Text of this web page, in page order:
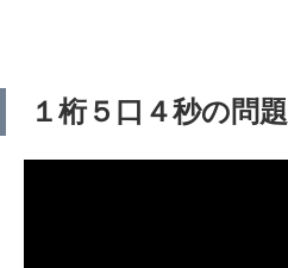
１桁５口４秒の問題